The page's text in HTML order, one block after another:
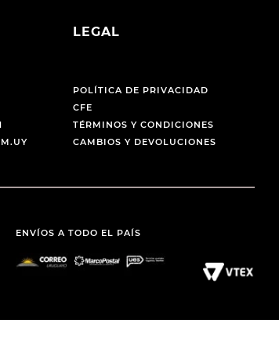
LEGAL
POLÍTICA DE PRIVACIDAD
CFE
TÉRMINOS Y CONDICIONES
CAMBIOS Y DEVOLUCIONES
ENVÍOS A TODO EL PAÍS